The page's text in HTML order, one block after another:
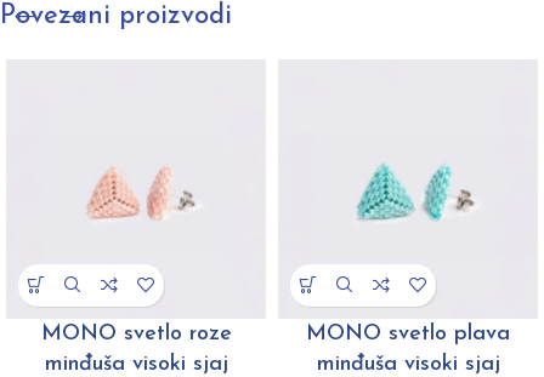
Povezani proizvodi
MONO svetlo roze
minđuša visoki sjaj
MONO svetlo plava
minđuša visoki sjaj